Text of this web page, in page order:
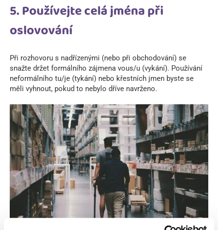
5. Používejte celá jména při
oslovování
Při rozhovoru s nadřízenými (nebo při obchodování) se
snažte držet formálního zájmena vous/u (vykání). Používání
neformálního tu/je (tykání) nebo křestních jmen byste se
měli vyhnout, pokud to nebylo dříve navrženo.